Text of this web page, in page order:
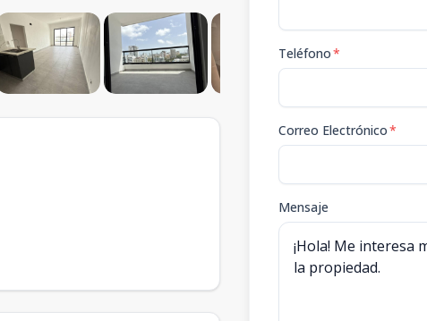
Teléfono*
Correo Electrónico*
Mensaje